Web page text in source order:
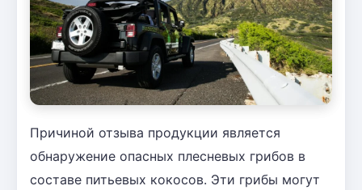
Причиной отзыва продукции является
обнаружение опасных плесневых грибов в
составе питьевых кокосов. Эти грибы могут